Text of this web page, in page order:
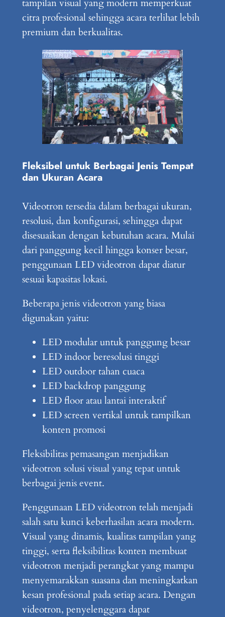
tampilan visual yang modern memperkuat
citra profesional sehingga acara terlihat lebih
premium dan berkualitas.
Fleksibel untuk Berbagai Jenis Tempat
dan Ukuran Acara
Videotron tersedia dalam berbagai ukuran,
resolusi, dan konfigurasi, sehingga dapat
disesuaikan dengan kebutuhan acara. Mulai
dari panggung kecil hingga konser besar,
penggunaan LED videotron dapat diatur
sesuai kapasitas lokasi.
Beberapa jenis videotron yang biasa
digunakan yaitu:
LED modular untuk panggung besar
LED indoor beresolusi tinggi
LED outdoor tahan cuaca
LED backdrop panggung
LED floor atau lantai interaktif
LED screen vertikal untuk tampilkan
konten promosi
Fleksibilitas pemasangan menjadikan
videotron solusi visual yang tepat untuk
berbagai jenis event.
Penggunaan LED videotron telah menjadi
salah satu kunci keberhasilan acara modern.
Visual yang dinamis, kualitas tampilan yang
tinggi, serta fleksibilitas konten membuat
videotron menjadi perangkat yang mampu
menyemarakkan suasana dan meningkatkan
kesan profesional pada setiap acara. Dengan
videotron, penyelenggara dapat